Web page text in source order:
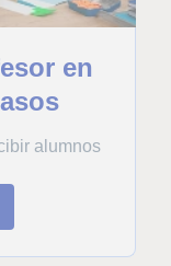
en
alumnos